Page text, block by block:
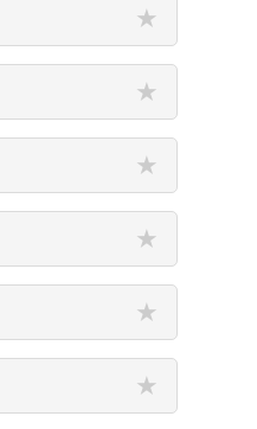
★
★
★
★
★
★